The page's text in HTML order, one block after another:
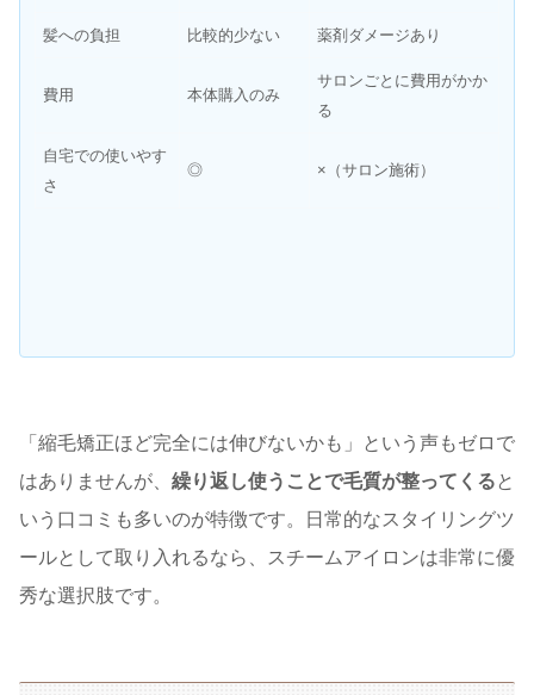
髪への負担 比較的少ない 薬剤ダメージあり
費用 本体購入のみ
サロンごとに費用がかか
る
自宅での使いやす
さ
◎ ×（サロン施術）
「縮毛矯正ほど完全には伸びないかも」という声もゼロで
はありませんが、 繰り返し使うことで毛質が整ってくる と
いう口コミも多いのが特徴です。日常的なスタイリングツ
ールとして取り入れるなら、スチームアイロンは非常に優
秀な選択肢です。